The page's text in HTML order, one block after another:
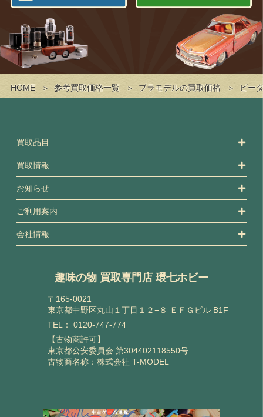
HOME 参考買取価格一覧 プラモデルの買取価格 ビー
買取品目
買取情報
お知らせ
ご利用案内
会社情報
趣味の物 買取専門店 環七ホビー
〒165-0021
東京都中野区丸山１丁目１２−８ ＥＦＧビル B1F
TEL： 0120-747-774
【古物商許可】
東京都公安委員会 第304402118550号
古物商名称：株式会社 T-MODEL